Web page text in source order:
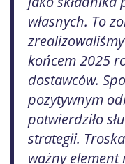
własnych. To
końcem 2025
dostawców.
pozytywnym
potwierdziło
strategii.
ważny element